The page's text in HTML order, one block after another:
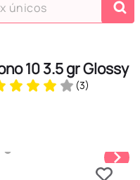
10 3.5 gr Glossy
(3)